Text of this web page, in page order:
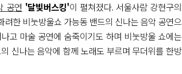
공연 '달빛버스킹'이 펼쳐졌다. 서울사람 강현구의
한 비눗방울쇼 가능동 밴드의 신나는 음악 공연으
고 마술 공연에 숨죽이기도 하며 비눗방울 쇼에는
신나는 음악에 함께 노래도 부르며 무더위를 한방